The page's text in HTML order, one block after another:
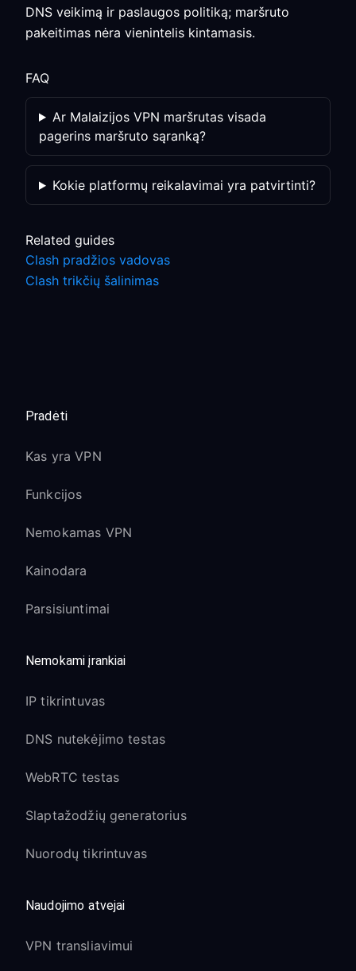
DNS veikimą ir paslaugos politiką; maršruto
pakeitimas nėra vienintelis kintamasis.
FAQ
Ar Malaizijos VPN maršrutas visada
pagerins maršruto sąranką?
Kokie platformų reikalavimai yra patvirtinti?
Related guides
Clash pradžios vadovas
Clash trikčių šalinimas
Pradėti
Kas yra VPN
Funkcijos
Nemokamas VPN
Kainodara
Parsisiuntimai
Nemokami įrankiai
IP tikrintuvas
DNS nutekėjimo testas
WebRTC testas
Slaptažodžių generatorius
Nuorodų tikrintuvas
Naudojimo atvejai
VPN transliavimui